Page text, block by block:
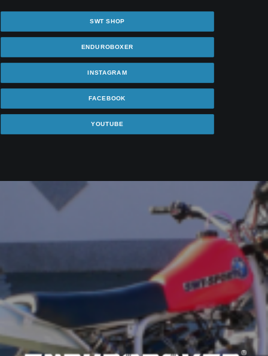
SWT SHOP
ENDUROBOXER
INSTAGRAM
FACEBOOK
YOUTUBE